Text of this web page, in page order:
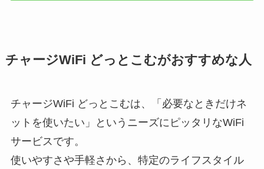
チャージWiFi どっとこむがおすすめな人
チャージWiFi どっとこむは、「必要なときだけネ
ットを使いたい」というニーズにピッタリなWiFi
サービスです。
使いやすさや手軽さから、特定のライフスタイル